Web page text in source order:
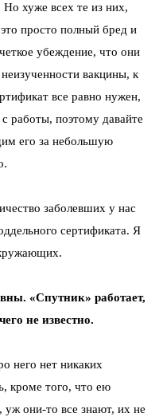
хуже всех те из них,
просто полный бред и
убеждение, что они
вакцины, к
все равно нужен,
работы, поэтому давайте
его за небольшую
заболевших у нас
сертификата. Я
«Спутник» работает,
не известно.
него нет никаких
кроме того, что ею
уж они-то все знают, их не